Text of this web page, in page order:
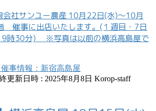
会社サンユー農産 10月22日(水)～10月
催事に出店いたします。(１週目・7日
時30分) ※写真は以前の横浜高島屋で
更新日時 : 2025年8月8日 Korop-staff